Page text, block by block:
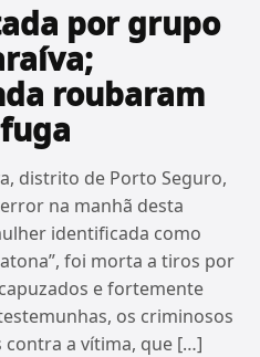
por grupo
roubaram
distrito de Porto Seguro,
na manhã desta
identificada como
foi morta a tiros por
e fortemente
os criminosos
contra a vítima, que […]